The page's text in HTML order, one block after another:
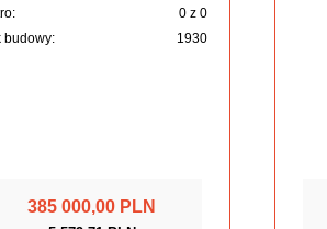
0 z 0
budowy:
1930
385 000,00 PLN